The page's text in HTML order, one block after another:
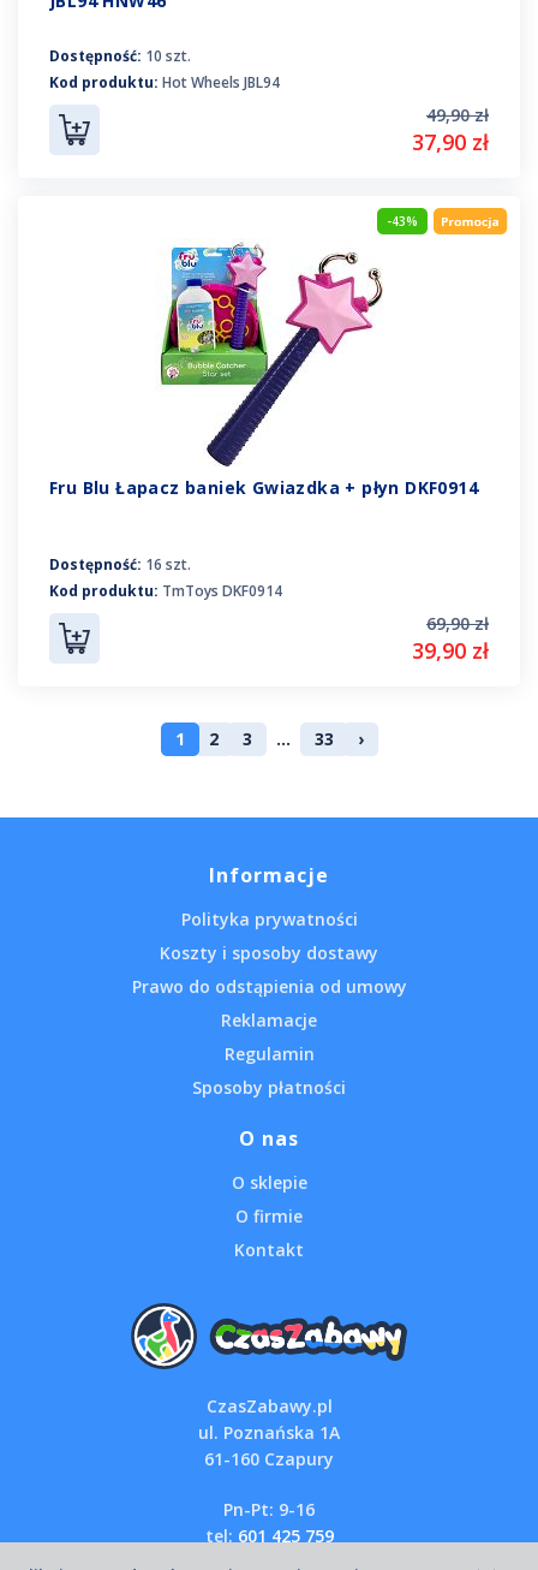
Dostępność: 10 szt.
Kod produktu: Hot Wheels JBL94
49,90 zł
37,90 zł
-43%
Fru Blu Łapacz baniek Gwiazdka + płyn DKF0914
Dostępność: 16 szt.
Kod produktu: TmToys DKF0914
69,90 zł
39,90 zł
1 2 3 ... 33 ›
Informacje
Polityka prywatności
Koszty i sposoby dostawy
Prawo do odstąpienia od umowy
Reklamacje
Regulamin
Sposoby płatności
O nas
O sklepie
O firmie
Kontakt
CzasZabawy.pl
ul. Poznańska 1A
61-160 Czapury
Pn-Pt: 9-16
tel: 601 425 759